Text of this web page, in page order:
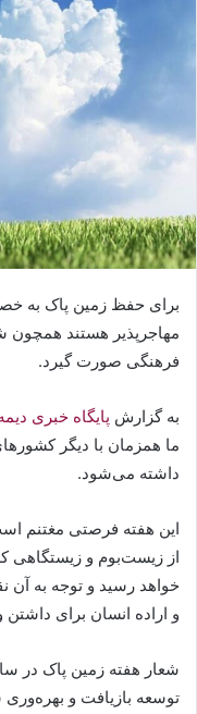
برای حفظ زمین پاک به
مهاجرپذیر هستند همچون
فرهنگی صورت گیرد.
به گزارش پایگاه خبری
داشته می‌شود.
این هفته فرصتی مغتنم
از زیست‌بوم و زیستگاهی
خواهد رسید و توجه به آن
و اراده انسان برای
شعار هفته زمین پاک در
توسعه بازیافت و